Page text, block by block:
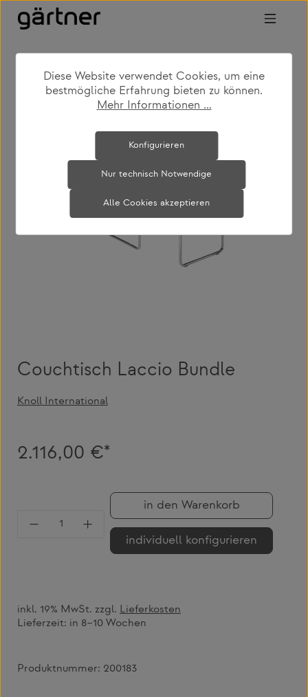
Zum Hauptinhalt springen
shop produkte
wohnen
couch- & beistelltische
Bildergalerie überspringen
Couchtisch Laccio Bundle
Knoll International
2.116,00 €*
Produkt Anzahl: Gib den gewünschten
in den Warenkorb
individuell konfigurieren
inkl. 19% MwSt. zzgl. Lieferkosten
Lieferzeit: in 8–10 Wochen
Produktnummer: 200183
Diese Website verwendet Cookies, um eine
bestmögliche Erfahrung bieten zu können.
Mehr Informationen ...
Nur technisch Notwendige
Konfigurieren
Alle Cookies akzeptieren